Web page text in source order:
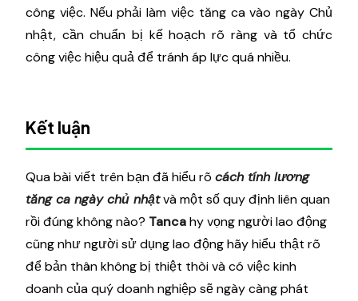
công việc. Nếu phải làm việc tăng ca vào ngày Chủ
nhật, cần chuẩn bị kế hoạch rõ ràng và tổ chức
công việc hiệu quả để tránh áp lực quá nhiều.
Kết luận
Qua bài viết trên bạn đã hiểu rõ cách tính lương
tăng ca ngày chủ nhậtvà một số quy định liên quan
rồi đúng không nào? Tancahy vọng người lao động
cũng như người sử dụng lao động hãy hiểu thật rõ
để bản thân không bị thiệt thòi và có việc kinh
doanh của quý doanh nghiệp sẽ ngày càng phát